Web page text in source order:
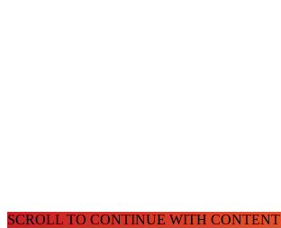
SCROLL TO CONTINUE WITH CONTENT